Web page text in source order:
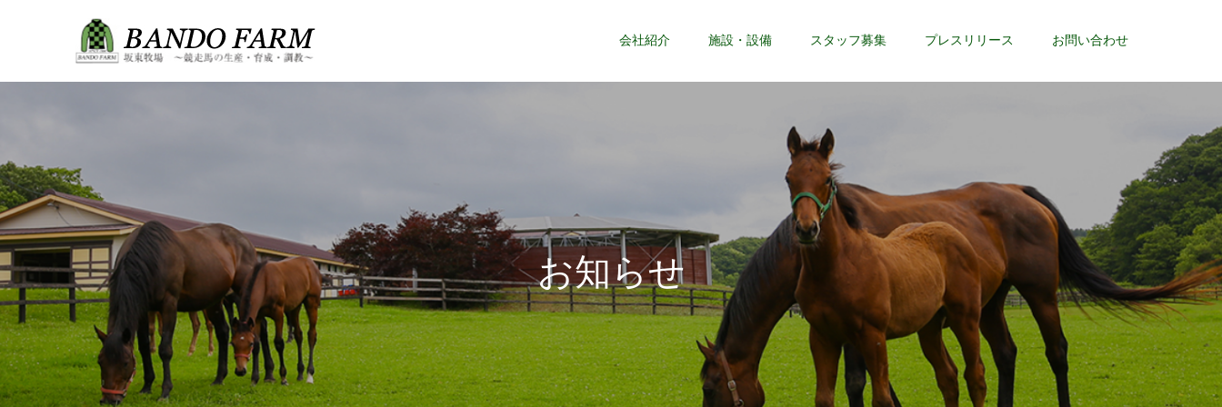
会社紹介 施設・設備 スタッフ募集 プレスリリース お問い合わせ
お知らせ